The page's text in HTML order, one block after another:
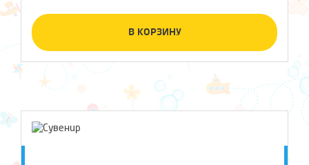
В КОРЗИНУ